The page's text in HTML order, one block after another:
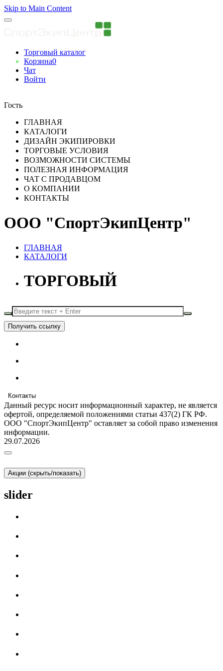
Skip to Main Content
Торговый каталог
Корзина0
Чат
Войти
Гость
ГЛАВНАЯ
КАТАЛОГИ
ДИЗАЙН ЭКИПИРОВКИ
ТОРГОВЫЕ УСЛОВИЯ
ВОЗМОЖНОСТИ СИСТЕМЫ
ПОЛЕЗНАЯ ИНФОРМАЦИЯ
ЧАТ С ПРОДАВЦОМ
О КОМПАНИИ
КОНТАКТЫ
ООО "СпортЭкипЦентр"
ГЛАВНАЯ
КАТАЛОГИ
ТОРГОВЫЙ
Получить ссылку
Контакты
Данный ресурс носит информационный характер, не является
офертой, определяемой положениями статьи 437(2) ГК РФ.
ООО "СпортЭкипЦентр" оставляет за собой право изменения
информации.
29.07.2026
Акции (скрыть/показать)
slider